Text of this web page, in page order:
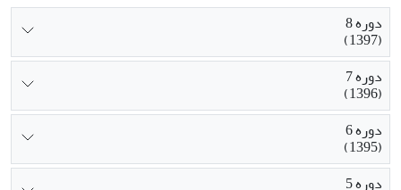
دوره 8
(1397)
دوره 7
(1396)
دوره 6
(1395)
دوره 5